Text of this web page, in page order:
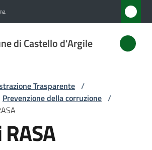
di Castello d'Argile
Trasparente /
Prevenzione della corruzione /